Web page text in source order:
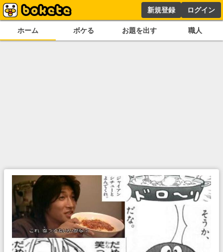
新規登録 ログイン
ホーム ボケる お題を出す 職人